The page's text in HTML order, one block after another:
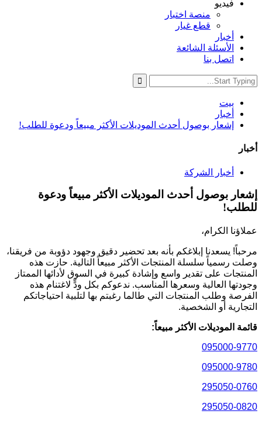
فيديو
منصة اختبار
قطع غيار
أخبار
الأسئلة الشائعة
اتصل بنا
بيت
أخبار
إشعار بوصول أحدث الموديلات الأكثر مبيعاً ودعوة للطلب!
أخبار
أخبار الشركة
إشعار بوصول أحدث الموديلات الأكثر مبيعاً ودعوة
للطلب!
عملاؤنا الكرام،
مرحباً! يسعدنا إبلاغكم بأنه بعد تحضير دقيق وجهود دؤوبة من فريقنا،
وصلت رسمياً سلسلة المنتجات الأكثر مبيعاً التالية. حازت هذه
المنتجات على تقدير واسع وإشادة كبيرة في السوق لأدائها الممتاز
وجودتها العالية وسعرها المناسب. ندعوكم بكل ودٍّ لاغتنام هذه
الفرصة وطلب المنتجات التي طالما رغبتم بها لتلبية احتياجاتكم
التجارية أو الشخصية.
قائمة الموديلات الأكثر مبيعاً:
095000-9770
095000-9780
295050-0760
295050-0820